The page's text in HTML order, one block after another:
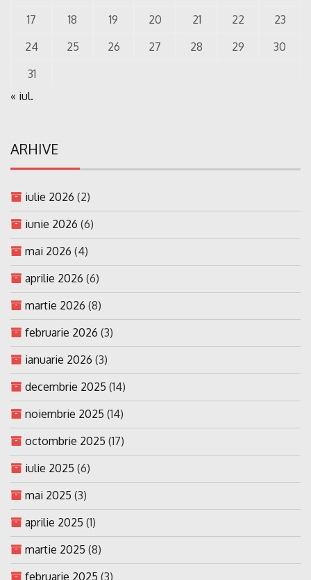
17
18 19 20 21 22
23
24
25 26 27 28 29
30
31
« iul.
ARHIVE
iulie 2026 (2)
iunie 2026 (6)
mai 2026 (4)
aprilie 2026 (6)
martie 2026 (8)
februarie 2026 (3)
ianuarie 2026 (3)
decembrie 2025 (14)
noiembrie 2025 (14)
octombrie 2025 (17)
iulie 2025 (6)
mai 2025 (3)
aprilie 2025 (1)
martie 2025 (8)
februarie 2025 (3)